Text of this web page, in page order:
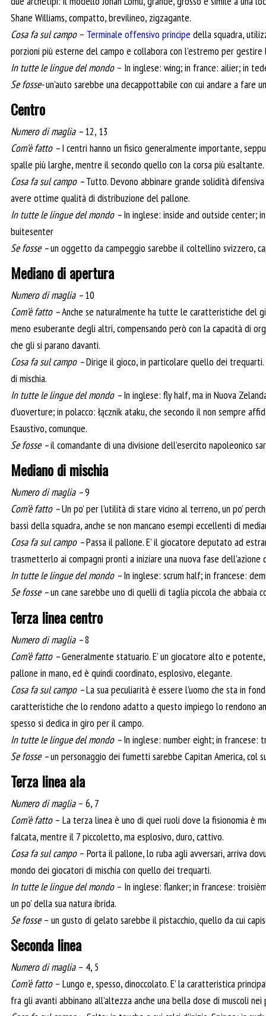
Shane Williams, compatto, brevilineo, zigzagante.
Cosa fa sul campo – Terminale offensivo principe della squadra,
porzioni più esterne del campo e collabora con l’estremo per
In tutte le lingue del mondo – In inglese: wing; in france: ailier; in
Se fosse-un’auto sarebbe una decappottabile con cui andare a fare
Centro
Numero di maglia –12, 13
Com’è fatto –I centri hanno un fisico generalmente importante,
spalle più larghe, mentre il secondo quello con la corsa più esaltante.
Cosa fa sul campo –Tutto. Devono abbinare grande solidità
avere ottime qualità di distribuzione del pallone.
In tutte le lingue del mondo –In inglese: inside and outside center;
buitesenter
Se fosse –un oggetto da campeggio sarebbe il coltellino svizzero,
Mediano di apertura
Numero di maglia –10
Com’è fatto –Anche se naturalmente ha tutte le caratteristiche del
meno esuberante degli altri, compensando però con la capacità di
che gli si parano davanti.
Cosa fa sul campo –Dirige il gioco, in particolare quello dei
di mischia.
In tutte le lingue del mondo –In inglese: fly half, ma in Nuova
d’uoverture; in polacco: łącznik ataku, che secondo il non sempre
Esaustivo, comunque.
Se fosse –il comandante di una divisione dell’esercito napoleonico
Mediano di mischia
Numero di maglia –9
Com’è fatto –Un po’ per l’utilità di stare vicino al terreno, un po’
bassi della squadra, anche se non mancano esempi eccellenti di
Cosa fa sul campo –Passa il pallone. E’ il giocatore deputato ad
trasmetterlo ai compagni pronti a iniziare una nuova fase dell’azione
In tutte le lingue del mondo –In inglese: scrum half; in francese:
Se fosse –un cane sarebbe uno di quelli di taglia piccola che abbaia
Terza linea centro
Numero di maglia –8
Com’è fatto –Generalmente statuario. E’ un giocatore alto e
pallone in mano, ed è quindi coordinato, esplosivo, elegante.
Cosa fa sul campo –La sua peculiarità è essere l’uomo che sta in
caratteristiche che lo rendono adatto a questo impiego lo rendono
spesso si dedica in giro per il campo.
In tutte le lingue del mondo –In inglese: number eight; in francese:
Se fosse –un personaggio dei fumetti sarebbe Capitan America, col
Terza linea ala
Numero di maglia– 6, 7
Com’è fatto– La terza linea è uno di quei ruoli dove la fisionomia è
falcata, mentre il 7 piccoletto, ma esplosivo, duro, cattivo.
Cosa fa sul campo– Porta il pallone, lo ruba agli avversari, arriva
mondo dei giocatori di mischia con quello dei trequarti.
In tutte le lingue del mondo– In inglese: flanker; in francese:
un po’ della sua natura ibrida.
Se fosse– un gusto di gelato sarebbe il pistacchio, quello da cui
Seconda linea
Numero di maglia– 4, 5
Com’è fatto– Lungo e, spesso, dinoccolato. E’ la caratteristica
fra gli avanti abbinano all’altezza anche una bella dose di muscoli